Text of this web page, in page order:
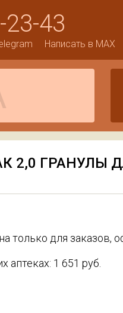
43
Написать в MAX
2,0 ГРАНУЛЫ
только для заказов,
аптеках: 1 651 руб.